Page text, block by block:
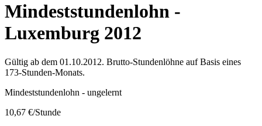
Mindeststundenlohn -
Luxemburg 2012
Gültig ab dem 01.10.2012. Brutto-Stundenlöhne auf Basis eines
173-Stunden-Monats.
Mindeststundenlohn - ungelernt
10,67 €/Stunde